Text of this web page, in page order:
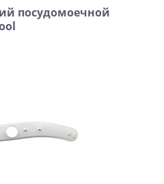
посудомоечной